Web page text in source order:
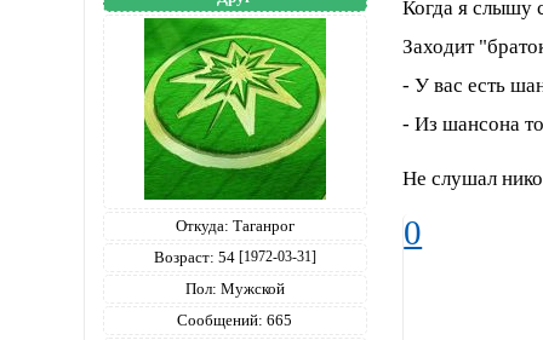
Откуда: Таганрог
Возраст: 54 [1972-03-31]
Пол: Мужской
Сообщений: 665
Когда я слышу
Заходит
- У вас есть
- Из шансона
Не слушал
0